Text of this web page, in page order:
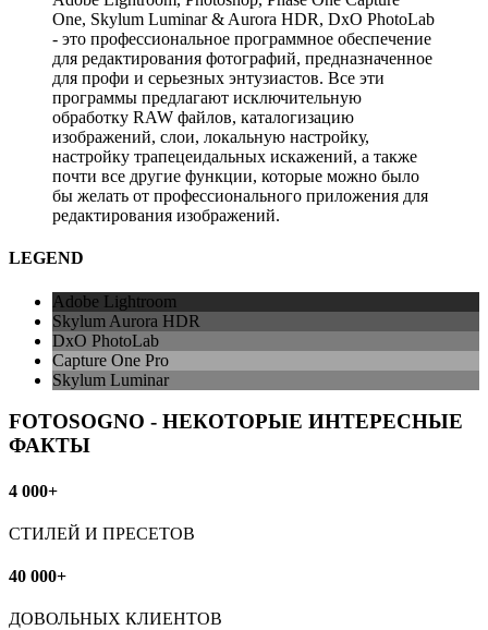
One, Skylum Luminar & Aurora HDR, DxO PhotoLab
- это профессиональное программное обеспечение
для редактирования фотографий, предназначенное
для профи и серьезных энтузиастов. Все эти
программы предлагают исключительную
обработку RAW файлов, каталогизацию
изображений, слои, локальную настройку,
настройку трапецеидальных искажений, а также
почти все другие функции, которые можно было
бы желать от профессионального приложения для
редактирования изображений.
LEGEND
Adobe Lightroom
Skylum Aurora HDR
DxO PhotoLab
Capture One Pro
Skylum Luminar
FOTOSOGNO - НЕКОТОРЫЕ ИНТЕРЕСНЫЕ
ФАКТЫ
4 000+
СТИЛЕЙ И ПРЕСЕТОВ
40 000+
ДОВОЛЬНЫХ КЛИЕНТОВ